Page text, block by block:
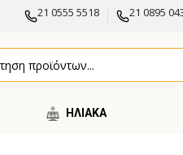
21 0555 5518 21 0895
ΗΛΙΑΚA